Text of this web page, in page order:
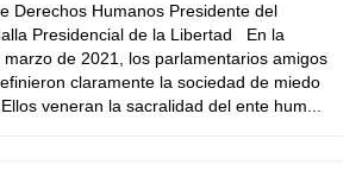
Derechos Humanos Presidente del
Presidencial de la Libertad En la
de 2021, los parlamentarios amigos
claramente la sociedad de miedo
veneran la sacralidad del ente hum...